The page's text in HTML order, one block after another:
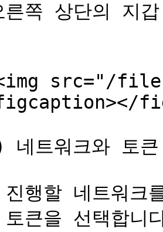
쪽 상단의 지
src="/files/
트워크와 토
행할 네트워크
큰을 선택합니